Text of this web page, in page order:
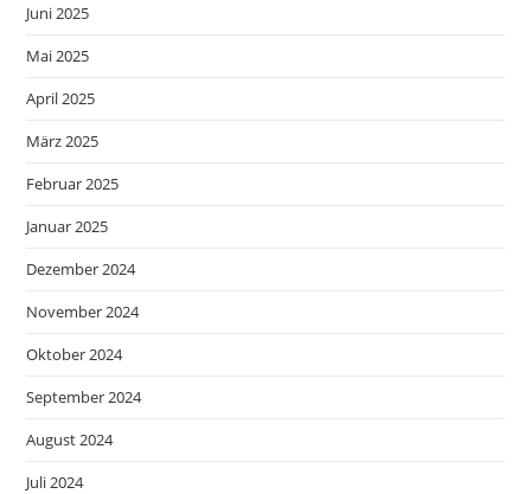
Juni 2025
Mai 2025
April 2025
März 2025
Februar 2025
Januar 2025
Dezember 2024
November 2024
Oktober 2024
September 2024
August 2024
Juli 2024